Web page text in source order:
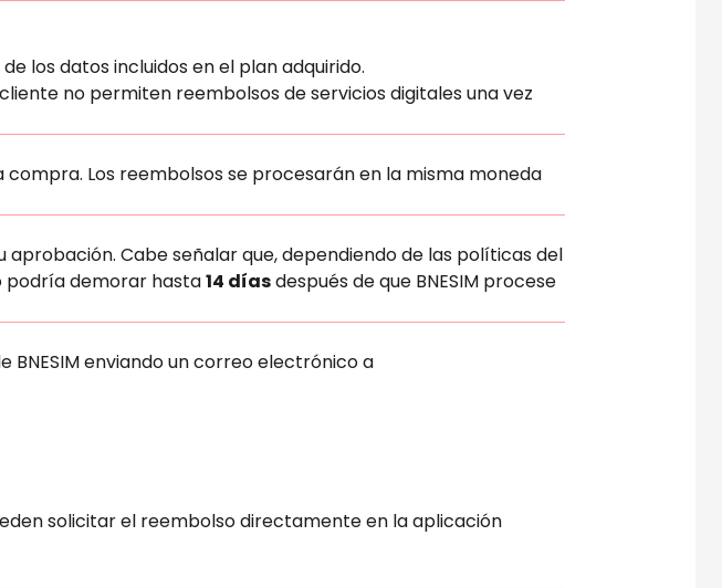
de los datos incluidos en el plan adquirido.
no permiten reembolsos de servicios digitales una vez
Los reembolsos se procesarán en la misma moneda
aprobación. Cabe señalar que, dependiendo de las políticas del
podría demorar hasta14 díasdespués de que BNESIM procese
enviando un correo electrónico a
solicitar el reembolso directamente en la aplicación